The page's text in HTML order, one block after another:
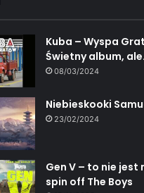
Kuba – Wyspa
Świetny album,
08/03/2024
Niebieskooki
23/02/2024
Gen V – to nie jest
spin off The Boys